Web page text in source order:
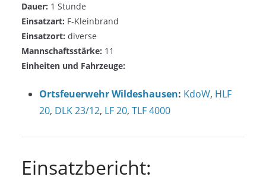
Dauer: 1 Stunde
Einsatzart: F-Kleinbrand
Einsatzort: diverse
Mannschaftsstärke: 11
Einheiten und Fahrzeuge:
Ortsfeuerwehr Wildeshausen: KdoW, HLF
20, DLK 23/12, LF 20, TLF 4000
Einsatzbericht: